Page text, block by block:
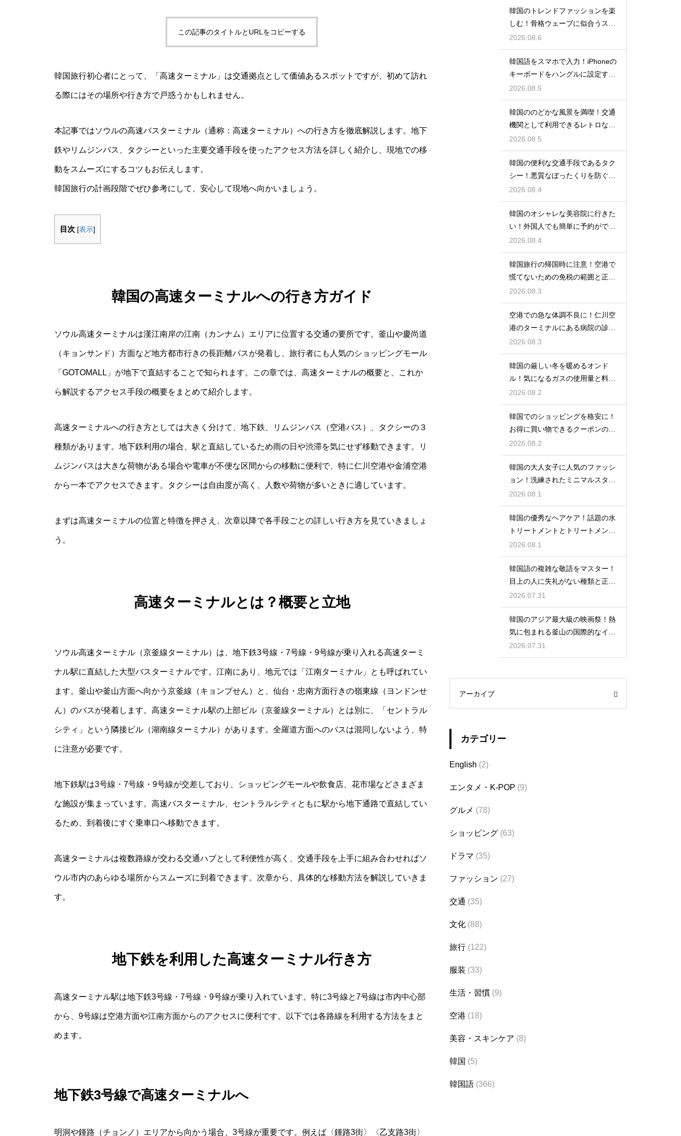
この記事のタイトルとURLをコピーする
韓国旅行初心者にとって、「高速ターミナル」は交通拠点として価値あるスポットですが、初めて訪れ
る際にはその場所や行き方で戸惑うかもしれません。
本記事ではソウルの高速バスターミナル（通称：高速ターミナル）への行き方を徹底解説します。地下
鉄やリムジンバス、タクシーといった主要交通手段を使ったアクセス方法を詳しく紹介し、現地での移
動をスムーズにするコツもお伝えします。
韓国旅行の計画段階でぜひ参考にして、安心して現地へ向かいましょう。
目次 [表示]
韓国の高速ターミナルへの行き方ガイド
ソウル高速ターミナルは漢江南岸の江南（カンナム）エリアに位置する交通の要所です。釜山や慶尚道
（キョンサンド）方面など地方都市行きの長距離バスが発着し、旅行者にも人気のショッピングモール
「GOTOMALL」が地下で直結することで知られます。この章では、高速ターミナルの概要と、これか
ら解説するアクセス手段の概要をまとめて紹介します。
高速ターミナルへの行き方としては大きく分けて、地下鉄、リムジンバス（空港バス）、タクシーの３
種類があります。地下鉄利用の場合、駅と直結しているため雨の日や渋滞を気にせず移動できます。リ
ムジンバスは大きな荷物がある場合や電車が不便な区間からの移動に便利で、特に仁川空港や金浦空港
から一本でアクセスできます。タクシーは自由度が高く、人数や荷物が多いときに適しています。
まずは高速ターミナルの位置と特徴を押さえ、次章以降で各手段ごとの詳しい行き方を見ていきましょ
う。
高速ターミナルとは？概要と立地
ソウル高速ターミナル（京釜線ターミナル）は、地下鉄3号線・7号線・9号線が乗り入れる高速ターミ
ナル駅に直結した大型バスターミナルです。江南にあり、地元では「江南ターミナル」とも呼ばれてい
ます。釜山や釜山方面へ向かう京釜線（キョンブせん）と、仙台・忠南方面行きの嶺東線（ヨンドンせ
ん）のバスが発着します。高速ターミナル駅の上部ビル（京釜線ターミナル）とは別に、「セントラル
シティ」という隣接ビル（湖南線ターミナル）があります。全羅道方面へのバスは混同しないよう、特
に注意が必要です。
地下鉄駅は3号線・7号線・9号線が交差しており、ショッピングモールや飲食店、花市場などさまざま
な施設が集まっています。高速バスターミナル、セントラルシティともに駅から地下通路で直結してい
るため、到着後にすぐ乗車口へ移動できます。
高速ターミナルは複数路線が交わる交通ハブとして利便性が高く、交通手段を上手に組み合わせればソ
ウル市内のあらゆる場所からスムーズに到着できます。次章から、具体的な移動方法を解説していきま
す。
地下鉄を利用した高速ターミナル行き方
高速ターミナル駅は地下鉄3号線・7号線・9号線が乗り入れています。特に3号線と7号線は市内中心部
から、9号線は空港方面や江南方面からのアクセスに便利です。以下では各路線を利用する方法をまと
めます。
地下鉄3号線で高速ターミナルへ
明洞や鍾路（チョンノ）エリアから向かう場合、3号線が重要です。例えば〈鍾路3街〉〈乙支路3街〉
韓国のトレンドファッションを楽
しむ！骨格ウェーブに似合うスタ
イルの特徴
2026.08.6
韓国語をスマホで入力！iPhoneの
キーボードをハングルに設定する
手順
2026.08.5
韓国ののどかな風景を満喫！交通
機関として利用できるレトロな観
光の馬車
2026.08.5
韓国の便利な交通手段であるタク
シー！悪質なぼったくりを防ぐ確
実な対策
2026.08.4
韓国のオシャレな美容院に行きた
い！外国人でも簡単に予約ができ
るアプリ
2026.08.4
韓国旅行の帰国時に注意！空港で
慌てないための免税の範囲と正し
い計算
2026.08.3
空港での急な体調不良に！仁川空
港のターミナルにある病院の診療
時間
2026.08.3
韓国の厳しい冬を暖めるオンド
ル！気になるガスの使用量と料金
の目安
2026.08.2
韓国でのショッピングを格安に！
お得に買い物できるクーポンの賢
い探し方
2026.08.2
韓国の大人女子に人気のファッシ
ョン！洗練されたミニマルスタイ
ルの特徴
2026.08.1
韓国の優秀なヘアケア！話題の水
トリートメントとトリートメント
の使い分け
2026.08.1
韓国語の複雑な敬語をマスター！
目上の人に失礼がない種類と正し
い使い分け
2026.07.31
韓国のアジア最大級の映画祭！熱
気に包まれる釜山の国際的なイベ
ント
2026.07.31
アーカイブ
カテゴリー
English (2)
エンタメ・K-POP (9)
グルメ (78)
ショッピング (63)
ドラマ (35)
ファッション (27)
交通 (35)
文化 (88)
旅行 (122)
服装 (33)
生活・習慣 (9)
空港 (18)
美容・スキンケア (8)
韓国 (5)
韓国語 (366)